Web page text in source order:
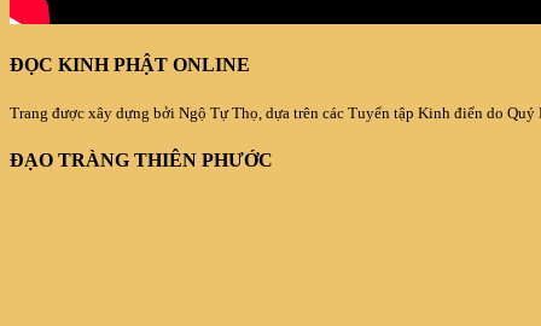
ĐỌC KINH PHẬT ONLINE
Trang được xây dựng bởi Ngộ Tự Thọ, dựa trên các Tuyển tập Kinh điển do
ĐẠO TRÀNG THIÊN PHƯỚC